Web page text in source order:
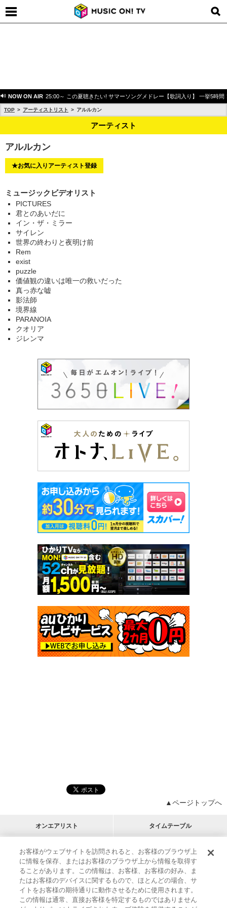
NOW ON AIR 25:00～ この夏聴きたい! サマーソングメドレー【歌詞入り】 一挙5時間
TOP アーティストリスト アルルカン
アーティスト
アルルカン
★お気に入りアーティスト登録
ミュージックビデオリスト
PICTURES
君とのあいだに
イン・ザ・ミラー
サイレン
世界の終わりと夜明け前
Rem
exist
puzzle
価値観の違いは唯一の救いだった
真っ赤な嘘
影法師
境界線
PARANOIA
クオリア
ジレンマ
▲ページトップへ
オンエアリスト タイムテーブル
プログラムリスト チャート
アーティストリスト
M-ON!
RECOMMEND
リクエスト
インフォメーション | プレゼント&ご招待
MUSIC ON! TV（エムオン!）とは？ | サポート
お客様がウェブサイトを訪問されると、お客様のブラウザ上
に情報を保存、またはお客様のブラウザ上から情報を取得す
ることがあります。この情報は、お客様、お客様の好み、ま
たはお客様のデバイスに関するもので、ほとんどの場合、サ
イトをお客様の期待通りに動作させるために使用されます。
この情報は通常、直接お客様を特定するものではありません